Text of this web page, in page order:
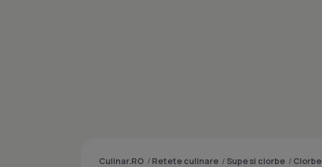
Culinar.RO / Retete culinare / Supe si ciorbe / Ciorbe